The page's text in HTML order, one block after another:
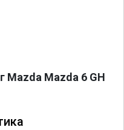
Mazda Mazda 6 GH